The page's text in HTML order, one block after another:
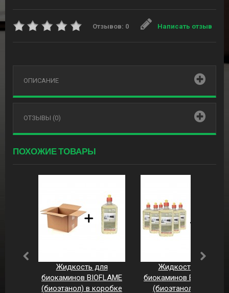
Отзывов: 0 Написать отзыв
ОПИСАНИЕ
ОТЗЫВЫ (0)
ПОХОЖИЕ ТОВАРЫ
Жидкость для
биокаминов BIOFLAME
(биоэтанол) в коробке
Жидкость для
биокаминов BIOFLAME
(биоэтанол) 7л. (7